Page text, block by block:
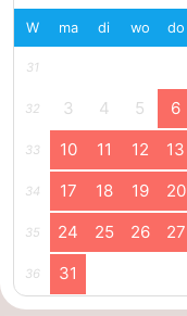
Kop
Schouwen
Natuur
Oranjezon
Oostkapelle
Natuur
de
Domburg
W ma di wo do
31
32 3 4 5 6
33 10 11 12 13
34 17 18 19 20
35 24 25 26 27
36 31